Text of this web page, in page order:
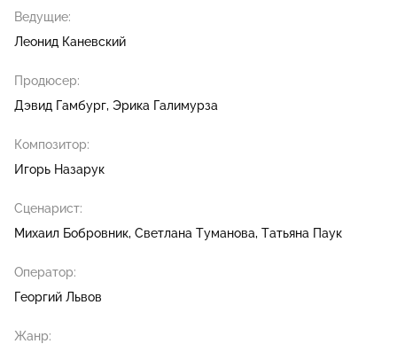
Ведущие:
Леонид Каневский
Продюсер:
Дэвид Гамбург Эрика Галимурза
Композитор:
Игорь Назарук
Сценарист:
Михаил Бобровник Светлана Туманова Татьяна Паук
Оператор:
Георгий Львов
Жанр: